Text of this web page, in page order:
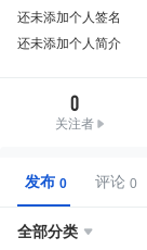
还未添加个人签名
还未添加个人简介
0
关注者
发布 评论
全部分类 